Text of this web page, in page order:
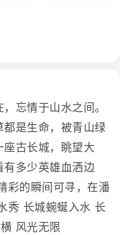
忘情于山水之间。
是生命，被青山绿
古长城，眺望大
多少英雄血洒边
彩的瞬间可寻，在潘
秀 长城蜿蜒入水 长
风光无限